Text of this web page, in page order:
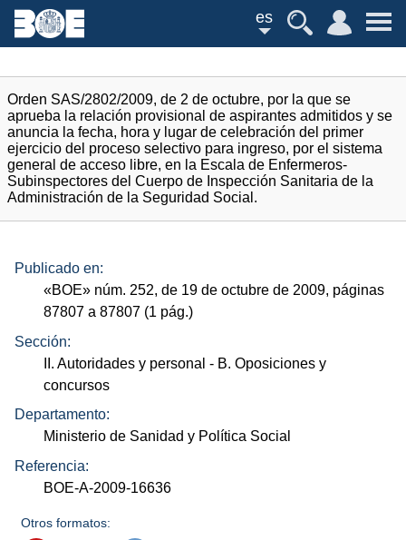
es
Orden SAS/2802/2009, de 2 de octubre, por la que se
aprueba la relación provisional de aspirantes admitidos y se
anuncia la fecha, hora y lugar de celebración del primer
ejercicio del proceso selectivo para ingreso, por el sistema
general de acceso libre, en la Escala de Enfermeros-
Subinspectores del Cuerpo de Inspección Sanitaria de la
Administración de la Seguridad Social.
Publicado en:
«BOE» núm. 252, de 19 de octubre de 2009, páginas
87807 a 87807 (1 pág.)
Sección:
II. Autoridades y personal - B. Oposiciones y
concursos
Departamento:
Ministerio de Sanidad y Política Social
Referencia:
BOE-A-2009-16636
Otros formatos: